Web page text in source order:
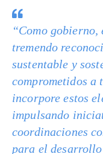
“Como gobierno,
tremendo
sustentable y
comprometidos
incorpore estos
impulsando
coordinaciones
para el